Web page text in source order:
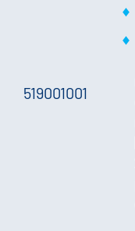
519001001